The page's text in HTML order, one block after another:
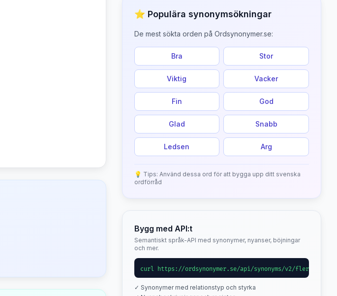
⭐ Populära synonymsökningar
De mest sökta orden på Ordsynonymer.se:
Bra Stor
Viktig Vacker
Fin God
Glad Snabb
Ledsen Arg
💡 Tips: Använd dessa ord för att bygga upp ditt svenska
ordförråd
Bygg med API:t
Semantiskt språk-API med synonymer, nyanser, böjningar
och mer.
curl https://ordsynonymer.se/api/synonyms/v2/flertal
✓ Synonymer med relationstyp och styrka